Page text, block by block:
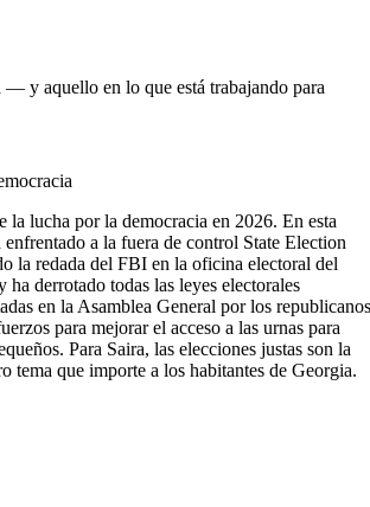
y aquello en lo que está trabajando para
la lucha por la democracia en 2026. En esta
a la fuera de control State Election
la redada del FBI en la oficina electoral del
ha derrotado todas las leyes electorales
en la Asamblea General por los
para mejorar el acceso a las urnas para
Para Saira, las elecciones justas son la
tema que importe a los habitantes de Georgia.